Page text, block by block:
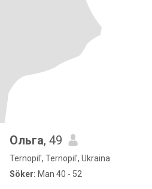
Ольга, 49
Ternopil', Ternopil', Ukraina
Söker: Man 40 - 52